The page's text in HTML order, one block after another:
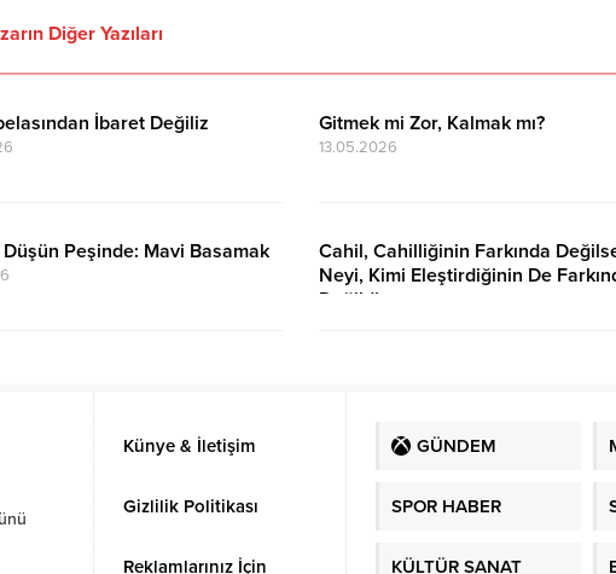
Diğer Yazıları
İbaret Değiliz Gitmek mi Zor, Kalmak mı?
13.05.2026
Peşinde: Mavi Basamak
Cahil, Cahilliğinin Farkında
Neyi, Kimi Eleştirdiğinin De
Değildir
Künye & İletişim
Gizlilik Politikası
Reklamlarınız İçin
GÜNDEM
SPOR HABER
KÜLTÜR SANAT